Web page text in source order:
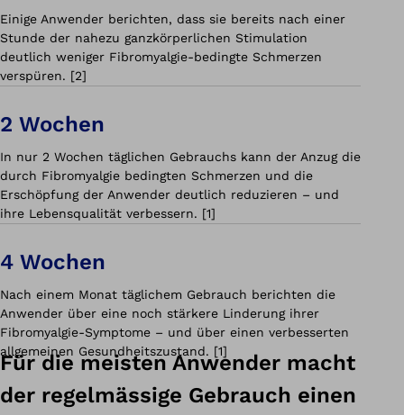
Einige Anwender berichten, dass sie bereits nach einer
Stunde der nahezu ganzkörperlichen Stimulation
deutlich weniger Fibromyalgie-bedingte Schmerzen
verspüren. [2]
2 Wochen
In nur 2 Wochen täglichen Gebrauchs kann der Anzug die
durch Fibromyalgie bedingten Schmerzen und die
Erschöpfung der Anwender deutlich reduzieren – und
ihre Lebensqualität verbessern. [1]
4 Wochen
Nach einem Monat täglichem Gebrauch berichten die
Anwender über eine noch stärkere Linderung ihrer
Fibromyalgie-Symptome – und über einen verbesserten
allgemeinen Gesundheitszustand. [1]
Für die meisten Anwender macht
der regelmässige Gebrauch einen